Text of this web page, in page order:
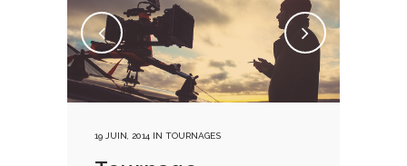
19 JUIN, 2014 IN TOURNAGES